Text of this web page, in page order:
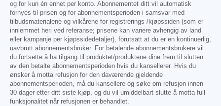
og for kun én enhet per konto. Abonnementet ditt vil automatisk
fornyes til prisen og for abonnementsperioden i samsvar med
tilbudsmaterialene og vilkårene for registrerings-/kjøpssiden (som er
innlemmet heri ved referanse; prisene kan variere avhengig av land
eller kampanje per kjøpssidedetaljer), forutsatt at du er en kontinuerlig,
uavbrutt abonnementsbruker. For betalende abonnementsbrukere vil
du fortsette å ha tilgang til produktet/produktene dine frem til slutten
av den betalte abonnementsperioden hvis du kansellerer. Hvis du
ønsker å motta refusjon for den daværende gjeldende
abonnementsperioden, må du kansellere og søke om refusjon innen
30 dager etter ditt siste kjøp, og du vil umiddelbart slutte å motta full
funksjonalitet når refusjonen er behandlet.